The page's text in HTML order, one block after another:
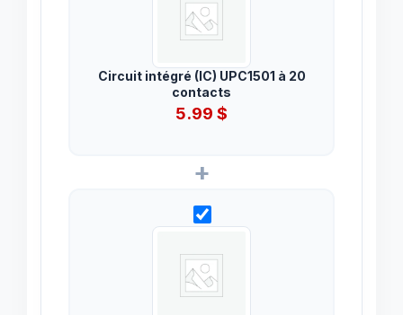
Circuit intégré (IC) UPC1501 à 20
contacts
5.99 $
+